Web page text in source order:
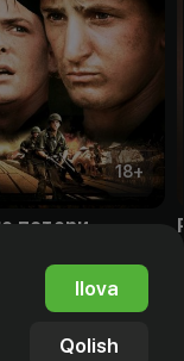
18+
потери
Ilova
Qolish